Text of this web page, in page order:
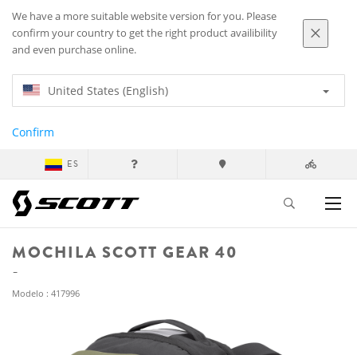
We have a more suitable website version for you. Please
confirm your country to get the right product availibility
and even purchase online.
United States (English)
Confirm
ES
MOCHILA SCOTT GEAR 40
Modelo : 417996